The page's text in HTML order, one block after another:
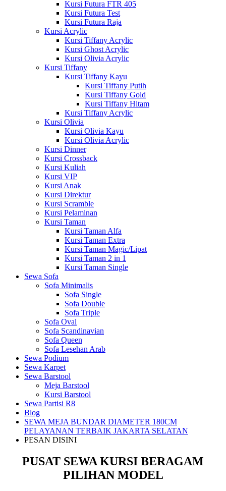
Kursi Futura FTR 405
Kursi Futura Test
Kursi Futura Raja
Kursi Acrylic
Kursi Tiffany Acrylic
Kursi Ghost Acrylic
Kursi Olivia Acrylic
Kursi Tiffany
Kursi Tiffany Kayu
Kursi Tiffany Putih
Kursi Tiffany Gold
Kursi Tiffany Hitam
Kursi Tiffany Acrylic
Kursi Olivia
Kursi Olivia Kayu
Kursi Olivia Acrylic
Kursi Dinner
Kursi Crossback
Kursi Kuliah
Kursi VIP
Kursi Anak
Kursi Direktur
Kursi Scramble
Kursi Pelaminan
Kursi Taman
Kursi Taman Alfa
Kursi Taman Extra
Kursi Taman Magic/Lipat
Kursi Taman 2 in 1
Kursi Taman Single
Sewa Sofa
Sofa Minimalis
Sofa Single
Sofa Double
Sofa Triple
Sofa Oval
Sofa Scandinavian
Sofa Queen
Sofa Lesehan Arab
Sewa Podium
Sewa Karpet
Sewa Barstool
Meja Barstool
Kursi Barstool
Sewa Partisi R8
Blog
SEWA MEJA BUNDAR DIAMETER 180CM
PELAYANAN TERBAIK JAKARTA SELATAN
PESAN DISINI
PUSAT SEWA KURSI BERAGAM
PILIHAN MODEL